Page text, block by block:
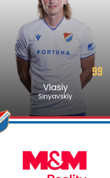
99
Vlasiy
Sinyavskiy